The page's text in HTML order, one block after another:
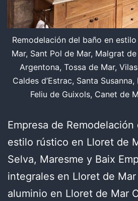
Remodelación del baño en
Mar, Sant Pol de Mar, Malgrat
Argentona, Tossa de Mar,
Caldes d’Estrac, Santa
Feliu de Guixols, Canet de
Empresa de
estilo rústico en Lloret de
Selva, Maresme y Baix
integrales en Lloret de
aluminio en Lloret de Mar